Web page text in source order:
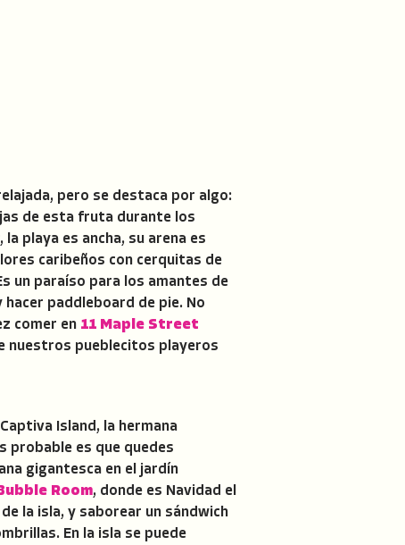
pero se destaca por algo:
de esta fruta durante los
playa es ancha, su arena es
caribeños con cerquitas de
un paraíso para los amantes de
paddleboard de pie. No
comer en 11 Maple Street
nuestros pueblecitos playeros
Island, la hermana
probable es que quedes
gigantesca en el jardín
Bubble Room, donde es Navidad el
la isla, y saborear un sándwich
En la isla se puede